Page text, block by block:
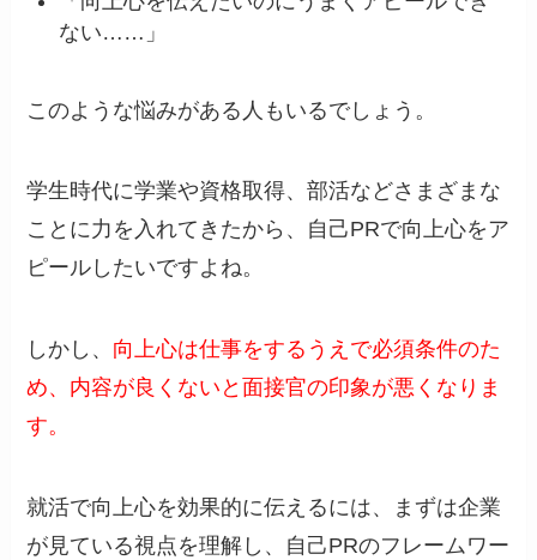
ない……」
このような悩みがある人もいるでしょう。
学生時代に学業や資格取得、部活などさまざまな
ことに力を入れてきたから、自己PRで向上心をア
ピールしたいですよね。
しかし、 向上心は仕事をするうえで必須条件のた
め、内容が良くないと面接官の印象が悪くなりま
す。
就活で向上心を効果的に伝えるには、まずは企業
が見ている視点を理解し、自己PRのフレームワー